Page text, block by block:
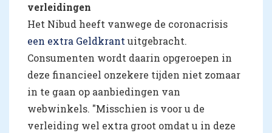
verleidingen
Het Nibud heeft vanwege de coronacrisis
een extra Geldkrant uitgebracht.
Consumenten wordt daarin opgeroepen in
deze financieel onzekere tijden niet zomaar
in te gaan op aanbiedingen van
webwinkels. "Misschien is voor u de
verleiding wel extra groot omdat u in deze